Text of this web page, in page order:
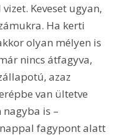
Keveset ugyan,
Ha kerti
olyan mélyen is
nincs átfagyva,
azaz
van ültetve
is –
fagypont alatt